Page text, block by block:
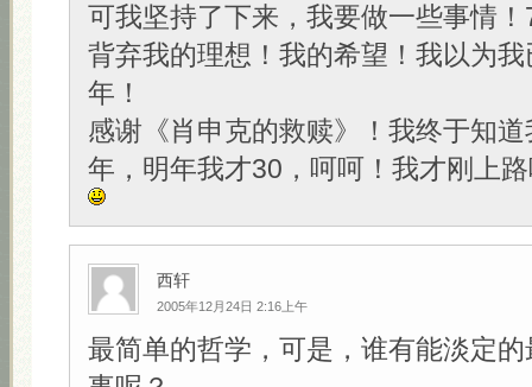
可我坚持了下来，我要做一些事情
背弃我的理想！我的希望！我以为
年！
感谢《肖申克的救赎》！我终于知
年，明年我才30，呵呵！我才刚上
西轩
2005年12月24日 2:16上午
最简单的哲学，可是，谁有能淡定